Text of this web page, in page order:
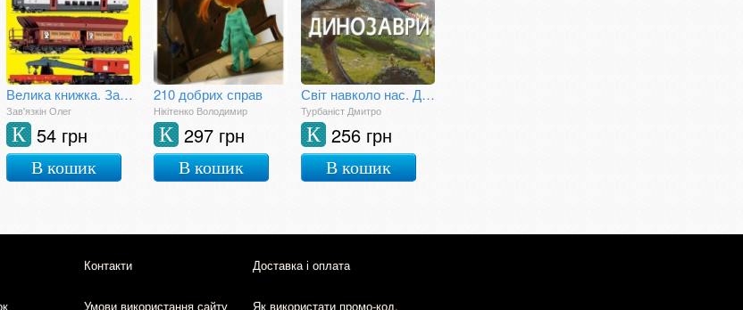
Велика книжка. Залізничні вагони: пасажирські, вантажні, спеціальні
Зав'язкін Олег
54 грн
К
В кошик
210 добрих справ
Нікітенко Володимир
297 грн
К
В кошик
Світ навколо нас. Динозаври
Турбаніст Дмитро
256 грн
К
В кошик
Контакти Доставка і оплата
Умови використання сайту Як використати промо-код.